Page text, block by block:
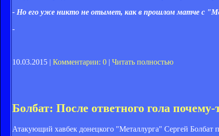
- Но его уже никто не отымет, как в прошлом матче с
-
10.03.2015 | Комментарии: 0 | Читать полностью
Болбат: После ответного гола
Атакующий хавбек донецкого "Металлурга" Сергей Болбат